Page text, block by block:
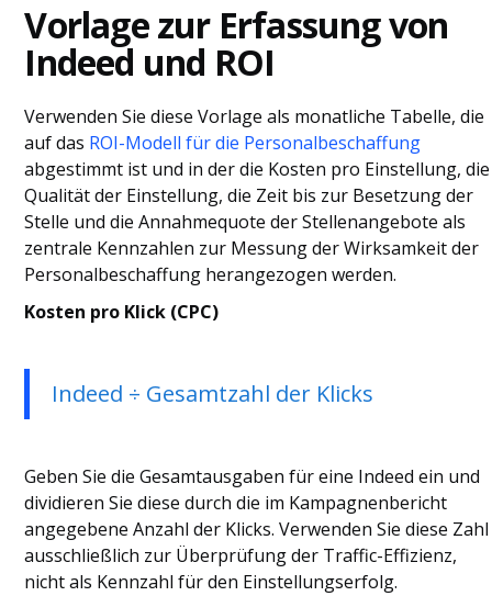
Vorlage zur Erfassung von
Indeed und ROI
Verwenden Sie diese Vorlage als monatliche Tabelle, die
auf das ROI-Modell für die Personalbeschaffung
abgestimmt ist und in der die Kosten pro Einstellung, die
Qualität der Einstellung, die Zeit bis zur Besetzung der
Stelle und die Annahmequote der Stellenangebote als
zentrale Kennzahlen zur Messung der Wirksamkeit der
Personalbeschaffung herangezogen werden.
Kosten pro Klick (CPC)
Indeed ÷ Gesamtzahl der Klicks
Geben Sie die Gesamtausgaben für eine Indeed ein und
dividieren Sie diese durch die im Kampagnenbericht
angegebene Anzahl der Klicks. Verwenden Sie diese Zahl
ausschließlich zur Überprüfung der Traffic-Effizienz,
nicht als Kennzahl für den Einstellungserfolg.